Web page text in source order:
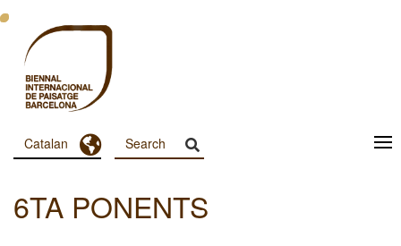
Vés
contingut
Menu
Principal
Dashboard
Catalan Toggle Dropdown
6TA PONENTS